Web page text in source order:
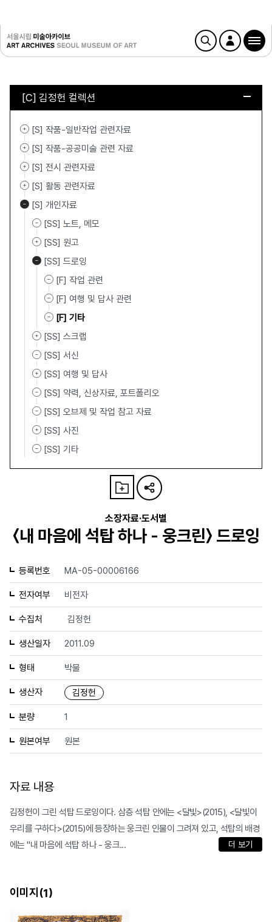
[C] 김정헌 컬렉션
[S] 작품-일반작업 관련자료
[S] 작품-공공미술 관련 자료
[S] 전시 관련자료
[S] 활동 관련자료
[S] 개인자료
[SS] 노트, 메모
[SS] 원고
[SS] 드로잉
[F] 작업 관련
[F] 여행 및 답사 관련
[F] 기타
[SS] 스크랩
[SS] 서신
[SS] 여행 및 답사
[SS] 약력, 신상자료, 포트폴리오
[SS] 오브제 및 작업 참고 자료
[SS] 사진
[SS] 기타
소장자료·도서별
〈내 마음에 석탑 하나 - 웅크린〉 드로잉
등록번호 MA-05-00006166
전자여부 비전자
수집처 김정헌
생산일자 2011.09
형태 박물
생산자 김정헌
분량 1
원본여부 원본
자료 내용
김정헌이 그린 석탑 드로잉이다. 삼층 석탑 안에는 <달빛>(2015), <달빛이
우리를 구하다>(2015)에 등장하는 웅크린 인물이 그려져 있고, 석탑의 배경
에는 "내 마음에 석탑 하나 - 웅크...
더 보기
이미지(1)